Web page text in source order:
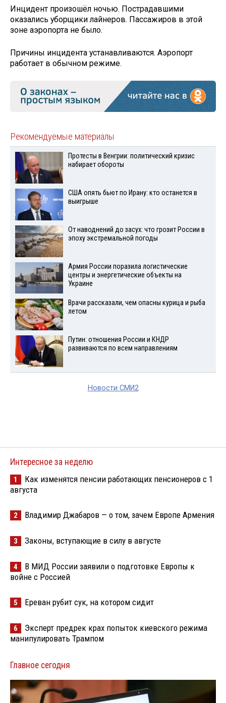
Инцидент произошёл ночью. Пострадавшими
оказались уборщики лайнеров. Пассажиров в этой
зоне аэропорта не было.
Причины инцидента устанавливаются. Аэропорт
работает в обычном режиме.
Рекомендуемые материалы
Протесты в Венгрии: политический кризис
набирает обороты
США опять бьют по Ирану: кто останется в
выигрыше
От наводнений до засух: что грозит России в
эпоху экстремальной погоды
Армия России поразила логистические
центры и энергетические объекты на
Украине
Врачи рассказали, чем опасны курица и рыба
летом
Путин: отношения России и КНДР
развиваются по всем направлениям
Новости СМИ2
Интересное за неделю
1
Как изменятся пенсии работающих пенсионеров с 1
августа
2 Владимир Джабаров — о том, зачем Европе Армения
3 Законы, вступающие в силу в августе
4
В МИД России заявили о подготовке Европы к
войне с Россией
5 Ереван рубит сук, на котором сидит
6
Эксперт предрек крах попыток киевского режима
манипулировать Трампом
Главное сегодня